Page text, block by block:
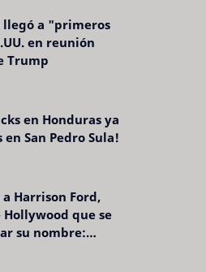
llegó a "primeros
en reunión
Trump
en Honduras ya
San Pedro Sula!
Harrison Ford,
que se
su nombre: